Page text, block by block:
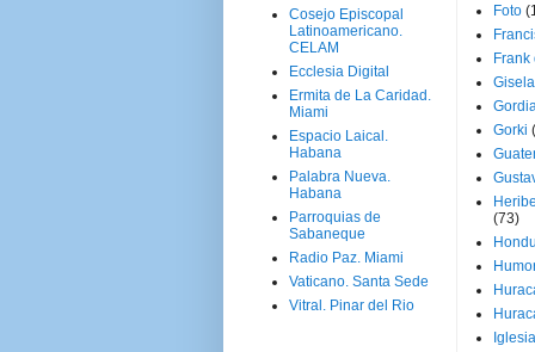
Cosejo Episcopal
Latinoamericano.
CELAM
Ecclesia Digital
Ermita de La Caridad.
Miami
Espacio Laical.
Habana
Palabra Nueva.
Habana
Parroquias de
Sabaneque
Radio Paz. Miami
Vaticano. Santa Sede
Vitral. Pinar del Rio
Foto
Frank
Gorki
(73)
Iglesia